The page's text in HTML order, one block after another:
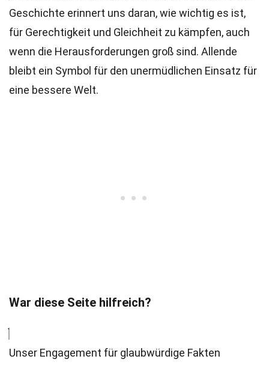
Geschichte erinnert uns daran, wie wichtig es ist,
für Gerechtigkeit und Gleichheit zu kämpfen, auch
wenn die Herausforderungen groß sind. Allende
bleibt ein Symbol für den unermüdlichen Einsatz für
eine bessere Welt.
War diese Seite hilfreich?
Unser Engagement für glaubwürdige Fakten